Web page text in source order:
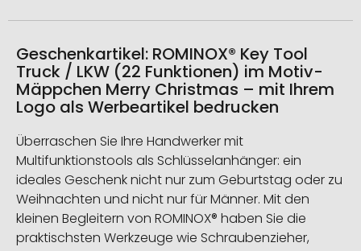
Geschenkartikel: ROMINOX® Key Tool
Truck / LKW (22 Funktionen) im Motiv-
Mäppchen Merry Christmas – mit Ihrem
Logo als Werbeartikel bedrucken
Überraschen Sie Ihre Handwerker mit
Multifunktionstools als Schlüsselanhänger: ein
ideales Geschenk nicht nur zum Geburtstag oder zu
Weihnachten und nicht nur für Männer. Mit den
kleinen Begleitern von ROMINOX® haben Sie die
praktischsten Werkzeuge wie Schraubenzieher,